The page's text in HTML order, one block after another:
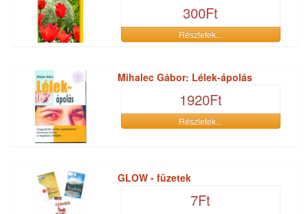
300Ft
Részletek...
Mihalec Gábor: Lélek-ápolás
1920Ft
Részletek...
GLOW - füzetek
7Ft